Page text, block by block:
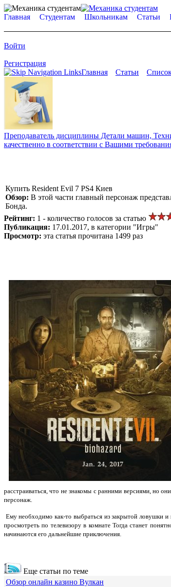
Главная Студентам Школьникам Статьи
Войти
Регистрация
Главная
Статьи
Преподаватель дисциплины Детали машин,
качественно в соответствии с Вашими
Купить Resident Evil 7 PS4 Киев
Обзор: В этой части главный персонаж
Бонда.
Рейтинг: 1 - количество голосов за статью
Публикация: 17.01.2017, в категории "Игры"
Просмотр: эта статья прочитана 1499 раз
расстраиваться, что не знакомы с ранними версиями, но
персонаж.
Ему необходимо как-то выбраться из закрытой ловушки
просмотреть по телевизору в комнате Тогда станет
начинаются его дальнейшие приключения.
Еще статьи по теме
Обзор онлайн казино Вулкан